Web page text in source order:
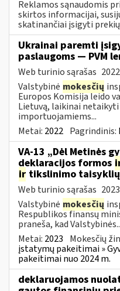
Reklamos sąnaudomis
skirtos informacijai,
skatinančiai įsigyti prekių
Ukrainai paremti
paslaugoms — PVM
Web turinio sąrašas
Valstybinė mokesčių
Europos Komisija leido
Lietuvą, laikinai netaikyti
importuojamiems...
Metai: 2022 Pagrindinis:
VA-13 „Dėl Metinės
deklaracijos formos
ir tikslinimo
Web turinio sąrašas
Valstybinė mokesčių
Respublikos finansų
praneša, kad
Metai: 2023 Mokesčių
įstatymų pakeitimai »
pakeitimai nuo 2024 m.
deklaruojamos